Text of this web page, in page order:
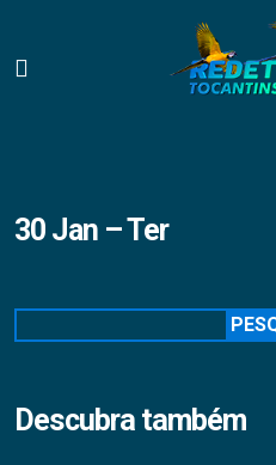
30 Jan – Ter
Descubra também